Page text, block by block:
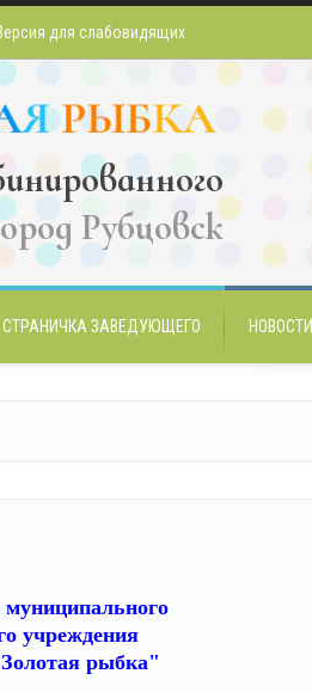
для слабовидящих
Рубцовск
СТРАНИЧКА ЗАВЕДУЮЩЕГО НОВОСТИ
учреждения
рыбка"